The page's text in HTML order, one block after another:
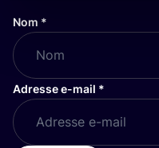
Nom *
Adresse e-mail *